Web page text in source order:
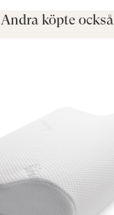
Andra köpte också